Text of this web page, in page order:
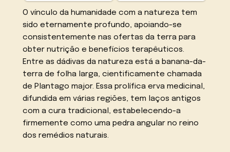
O vínculo da humanidade com a natureza tem
sido eternamente profundo, apoiando-se
consistentemente nas ofertas da terra para
obter nutrição e benefícios terapêuticos.
Entre as dádivas da natureza está a banana-da-
terra de folha larga, cientificamente chamada
de Plantago major. Essa prolífica erva medicinal,
difundida em várias regiões, tem laços antigos
com a cura tradicional, estabelecendo-a
firmemente como uma pedra angular no reino
dos remédios naturais.